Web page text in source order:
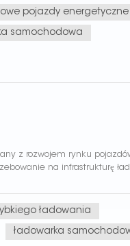
pojazdy energetyczne
samochodowa
z rozwojem rynku
na infrastrukturę
ładowania
ładowarka